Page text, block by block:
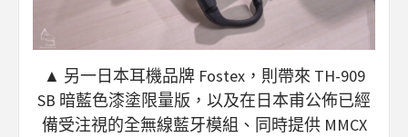
▲ 另一日本耳機品牌 Fostex，則帶來 TH-909
SB 暗藍色漆塗限量版，以及在日本甫公佈已經
備受注視的全無線藍牙模組、同時提供 MMCX